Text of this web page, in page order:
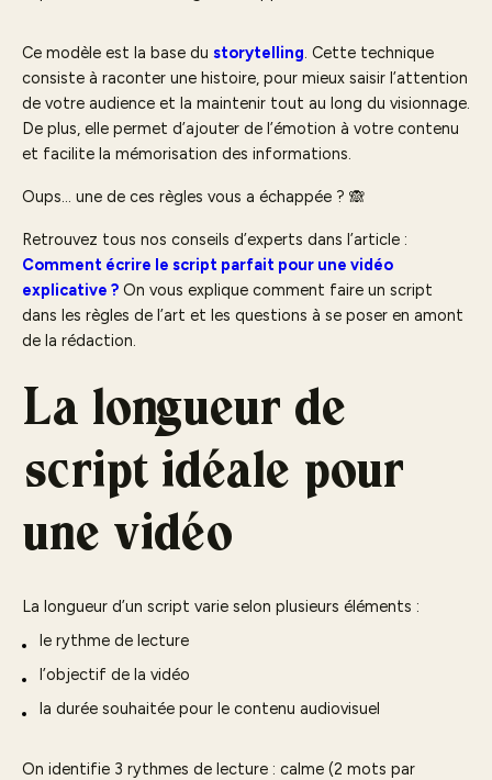
Ce modèle est la base du storytelling. Cette technique
consiste à raconter une histoire, pour mieux saisir l’attention
de votre audience et la maintenir tout au long du visionnage.
De plus, elle permet d’ajouter de l’émotion à votre contenu
et facilite la mémorisation des informations.
Oups… une de ces règles vous a échappée ? 🙈
Retrouvez tous nos conseils d’experts dans l’article :
Comment écrire le script parfait pour une vidéo
explicative ? On vous explique comment faire un script
dans les règles de l’art et les questions à se poser en amont
de la rédaction.
La longueur de
script idéale pour
une vidéo
La longueur d’un script varie selon plusieurs éléments :
le rythme de lecture
l’objectif de la vidéo
la durée souhaitée pour le contenu audiovisuel
On identifie 3 rythmes de lecture : calme (2 mots par